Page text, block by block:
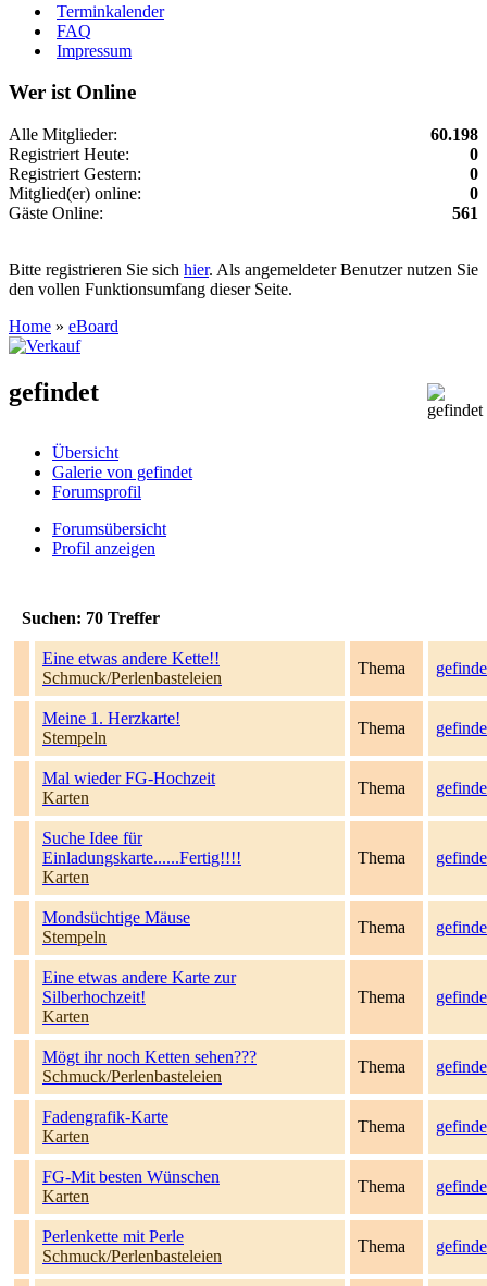
Terminkalender
FAQ
Impressum
Wer ist Online
Alle Mitglieder:
60.198
Registriert Heute:
0
Registriert Gestern:
0
Mitglied(er) online:
0
Gäste Online:
561
Bitte registrieren Sie sich hier. Als angemeldeter Benutzer nutzen Sie
den vollen Funktionsumfang dieser Seite.
Home » eBoard
gefindet
Übersicht
Galerie von gefindet
Forumsprofil
Forumsübersicht
Profil anzeigen
Suchen: 70 Treffer
Eine etwas andere Kette!!
Schmuck/Perlenbasteleien
Thema
Meine 1. Herzkarte!
Stempeln
Thema
Mal wieder FG-Hochzeit
Karten
Thema
Suche Idee für
Einladungskarte......Fertig!!!!
Karten
Thema
Mondsüchtige Mäuse
Stempeln
Thema
Eine etwas andere Karte zur
Silberhochzeit!
Karten
Thema
Mögt ihr noch Ketten sehen???
Schmuck/Perlenbasteleien
Thema
Fadengrafik-Karte
Karten
Thema
FG-Mit besten Wünschen
Karten
Thema
Perlenkette mit Perle
Schmuck/Perlenbasteleien
Thema